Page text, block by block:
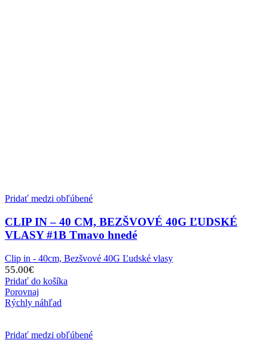
Pridať medzi obľúbené
CLIP IN – 40 CM, BEZŠVOVÉ 40G ĽUDSKÉ
VLASY #1B Tmavo hnedé
Clip in - 40cm, Bezšvové 40G Ľudské vlasy
55.00€
Pridať do košíka
Porovnaj
Rýchly náhľad
Pridať medzi obľúbené